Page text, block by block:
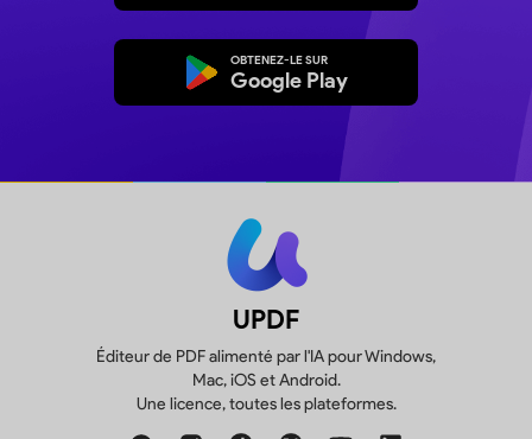
OBTENEZ-LE SUR
Google Play
UPDF
Éditeur de PDF alimenté par l'IA pour Windows,
Mac, iOS et Android.
Une licence, toutes les plateformes.